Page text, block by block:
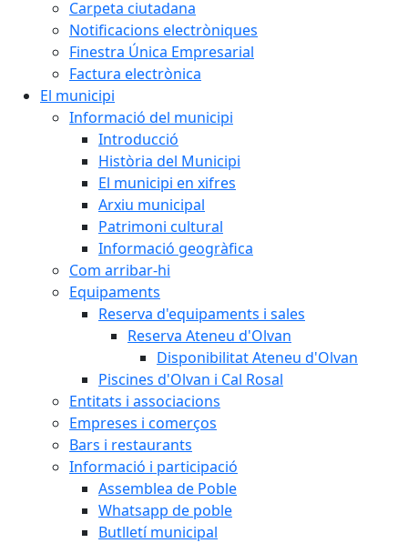
Carpeta ciutadana
Notificacions electròniques
Finestra Única Empresarial
Factura electrònica
El municipi
Informació del municipi
Introducció
Història del Municipi
El municipi en xifres
Arxiu municipal
Patrimoni cultural
Informació geogràfica
Com arribar-hi
Equipaments
Reserva d'equipaments i sales
Reserva Ateneu d'Olvan
Disponibilitat Ateneu d'Olvan
Piscines d'Olvan i Cal Rosal
Entitats i associacions
Empreses i comerços
Bars i restaurants
Informació i participació
Assemblea de Poble
Whatsapp de poble
Butlletí municipal